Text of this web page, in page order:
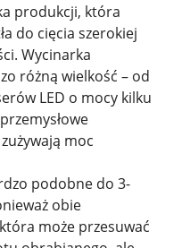
produkcji, która
do cięcia szerokiej
Wycinarka
różną wielkość – od
LED o mocy kilku
moc
podobne do 3-
obie
może przesuwać